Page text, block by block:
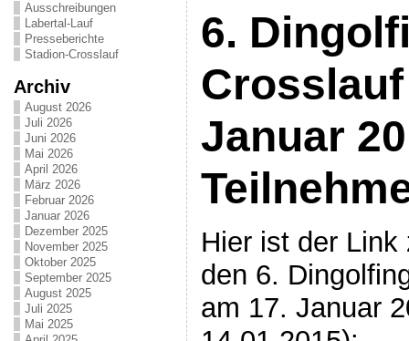
Ausschreibungen
Labertal-Lauf
Presseberichte
Stadion-Crosslauf
Archiv
August 2026
Juli 2026
Juni 2026
Mai 2026
April 2026
März 2026
Februar 2026
Januar 2026
Dezember 2025
November 2025
Oktober 2025
September 2025
August 2025
Juli 2025
Mai 2025
6.
Januar
Hier ist der Link
den 6.
am 17. Januar